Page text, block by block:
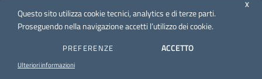
© 2026 Direzione generale Cinema e audiovisivo
X
Questo sito utilizza cookie tecnici, analytics e di terze parti.
Proseguendo nella navigazione accetti l’utilizzo dei cookie.
PREFERENZE ACCETTO
Ulteriori informazioni